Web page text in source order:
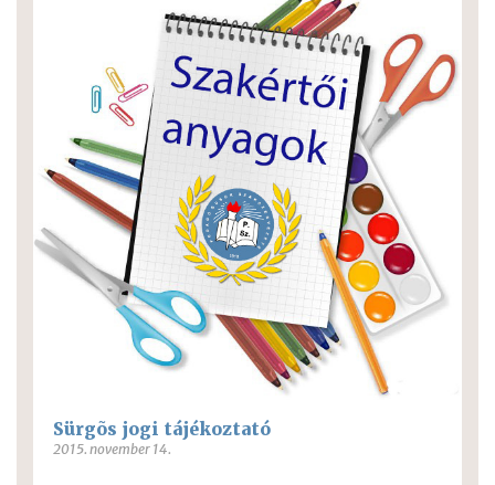
Sürgõs jogi tájékoztató
2015. november 14.